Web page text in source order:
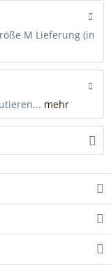
M Lieferung (in
mehr